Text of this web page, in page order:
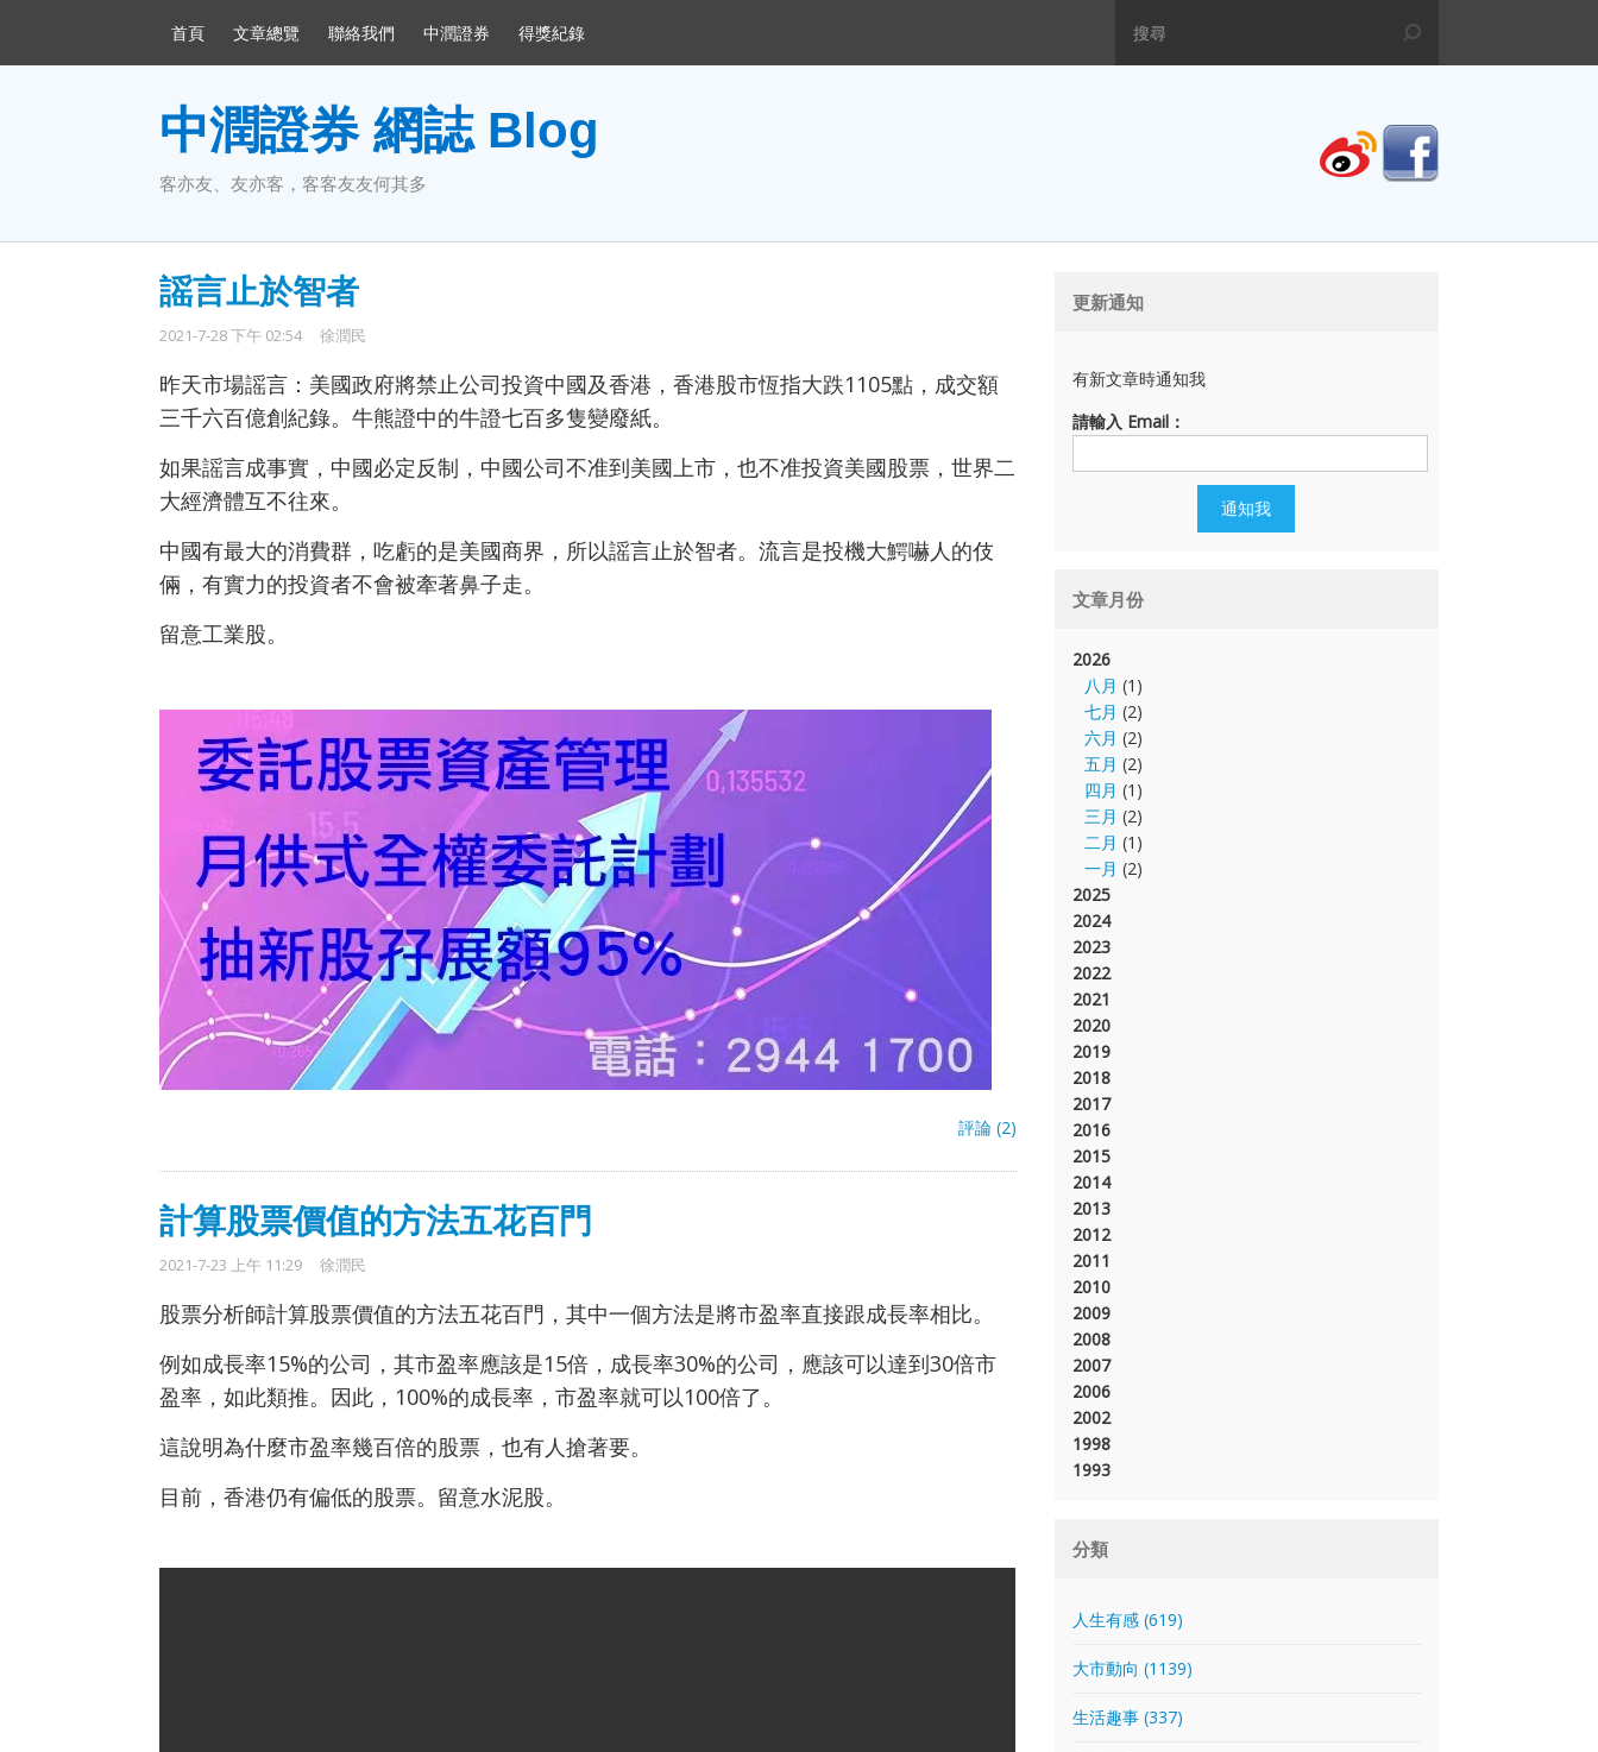
首頁 文章總覽 聯絡我們 中潤證券 得獎紀錄
中潤證券 網誌 Blog
客亦友、友亦客，客客友友何其多
謡言止於智者
2021-7-28 下午 02:54 徐潤民
昨天市場謡言：美國政府將禁止公司投資中國及香港，香港股市恆指大跌1105點，成交額
三千六百億創紀錄。牛熊證中的牛證七百多隻變廢紙。
如果謡言成事實，中國必定反制，中國公司不准到美國上市，也不准投資美國股票，世界二
大經濟體互不往來。
中國有最大的消費群，吃虧的是美國商界，所以謡言止於智者。流言是投機大鰐嚇人的伎
倆，有實力的投資者不會被牽著鼻子走。
留意工業股。
評論 (2)
計算股票價值的方法五花百門
2021-7-23 上午 11:29 徐潤民
股票分析師計算股票價值的方法五花百門，其中一個方法是將市盈率直接跟成長率相比。
例如成長率15%的公司，其市盈率應該是15倍，成長率30%的公司，應該可以達到30倍市
盈率，如此類推。因此，100%的成長率，市盈率就可以100倍了。
這說明為什麼市盈率幾百倍的股票，也有人搶著要。
目前，香港仍有偏低的股票。留意水泥股。
更新通知
有新文章時通知我
請輸入 Email：
文章月份
2026
八月 (1)
七月 (2)
六月 (2)
五月 (2)
四月 (1)
三月 (2)
二月 (1)
一月 (2)
2025
2024
2023
2022
2021
2020
2019
2018
2017
2016
2015
2014
2013
2012
2011
2010
2009
2008
2007
2006
2002
1998
1993
分類
人生有感 (619)
大市動向 (1139)
生活趣事 (337)